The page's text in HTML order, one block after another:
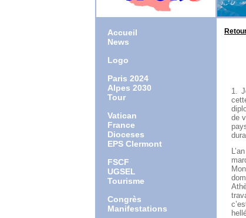
Accueil
News
Logo
Paris 2024
Alpes 2030
Tour
Vatican
France
Dioceses
EPS Clermont
FSCF
UGSEL
Tourisme
Congrès
Manifestations
1.
de